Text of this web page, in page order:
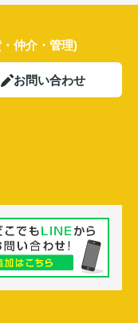
仲介・管理)
お問い合わせ